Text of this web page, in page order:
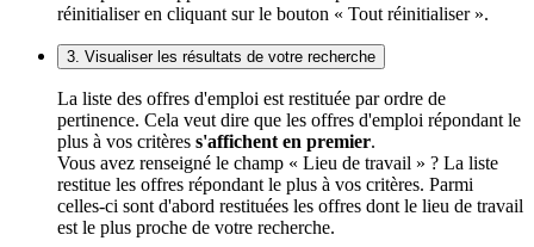
réinitialiser en cliquant sur le bouton « Tout réinitialiser ».
3. Visualiser les résultats de votre recherche
La liste des offres d'emploi est restituée par ordre de
pertinence. Cela veut dire que les offres d'emploi répondant le
plus à vos critères s'affichent en premier.
Vous avez renseigné le champ « Lieu de travail » ? La liste
restitue les offres répondant le plus à vos critères. Parmi
celles-ci sont d'abord restituées les offres dont le lieu de travail
est le plus proche de votre recherche.